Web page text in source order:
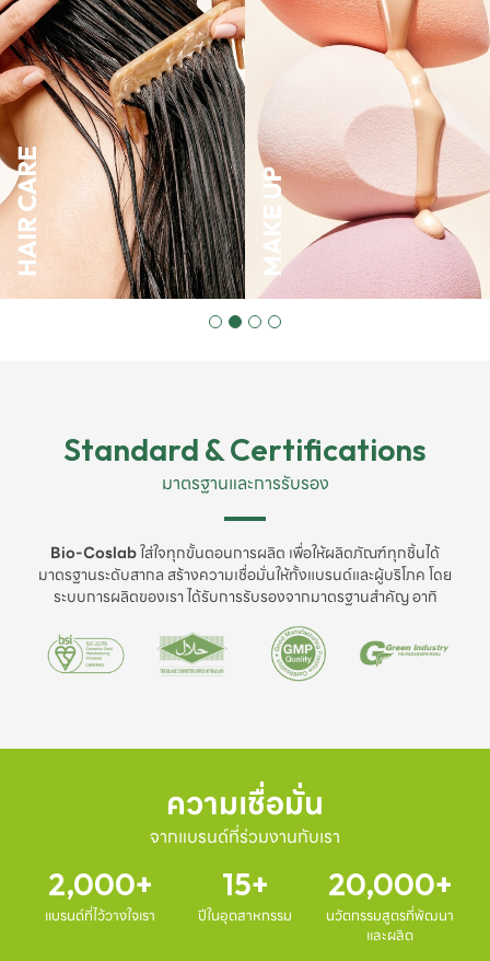
Standard & Certifications
มาตรฐานและการรับรอง
Bio-Coslabใส่ใจทุกขั้นตอนการผลิต เพื่อให้ผลิตภัณฑ์ทุกชิ้นได้
มาตรฐานระดับสากล สร้างความเชื่อมั่นให้ทั้งแบรนด์และผู้บริโภค โดย
ระบบการผลิตของเรา ได้รับการรับรองจากมาตรฐานสำคัญ อาทิ
ความเชื่อมั่น
จากแบรนด์ที่ร่วมงานกับเรา
2,000
แบรนด์ที่ไว้วางใจเรา
15
ปีในอุตสาหกรรม
20,000
นวัตกรรมสูตรที่พัฒนา
และผลิต